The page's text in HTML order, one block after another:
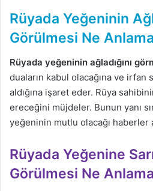
Rüyada Yeğeninin
Görülmesi Ne
Rüyada yeğeninin ağladığını
duaların kabul olacağına ve irfan
aldığına işaret eder. Rüya
ereceğini müjdeler. Bunun yanı
yeğeninin mutlu olacağı haberler
Rüyada Yeğenine
Görülmesi Ne